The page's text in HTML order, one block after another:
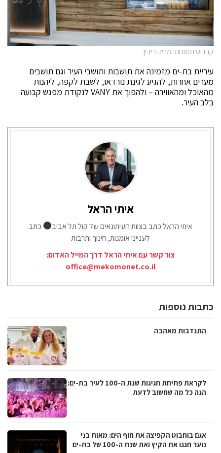
קרדיט תמונות: מריה ריבין
עיריית בת-ים מזמינה את תושבות ותושבי העיר וגם תושבים
מערים אחרות, להגיע לגינת נורדאו, לשבת לקפה, ליהנות
מהאוכל ומהאווירה – ולהפוך את VANY לנקודת מפגש קבועה
בלב העיר.
איתי הראל
איתי הראל כתב בצוות העיתונאים של קול תל אביב
כתב
לענייני אומנות, חינוך ותרבות
צור קשר עם איתי הראל דרך המייל האדום:
office@mekomonet.co.il
כתבות נוספות
התנדבות מאהבה
לקראת פתיחת חגיגות שנת ה-100 לעיר בת-ים:
הנה כל מה שחשוב לדעת
אגם בוחבוט הקפיצה את חוף הים: מאות בני
נוער חגגו את הקיץ ואת שנת ה-100 של בת-ים